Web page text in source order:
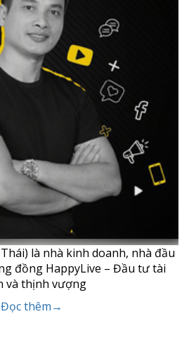
là nhà kinh doanh, nhà đầu
đồng HappyLive – Đầu tư tài
và thịnh vượng
Đọc thêm→